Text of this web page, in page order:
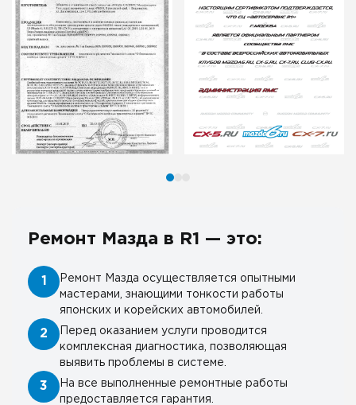
Ремонт Мазда в R1 — это:
1
Ремонт Мазда осуществляется опытными
мастерами, знающими тонкости работы
японских и корейских автомобилей.
2
Перед оказанием услуги проводится
комплексная диагностика, позволяющая
выявить проблемы в системе.
3
На все выполненные ремонтные работы
предоставляется гарантия.